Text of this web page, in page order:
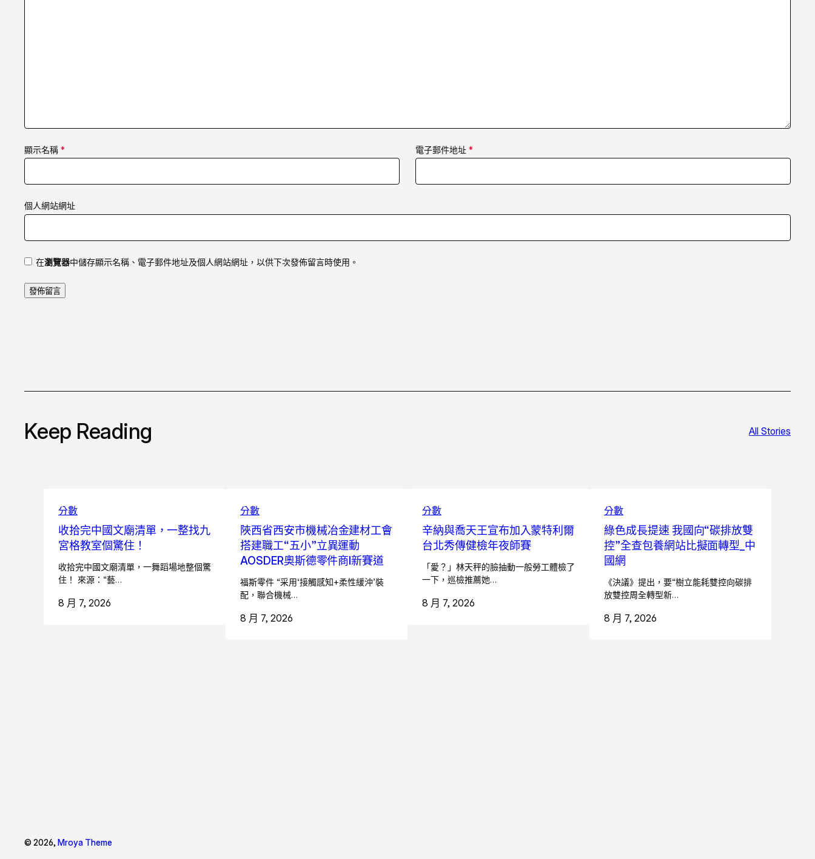
顯示名稱 * 電子郵件地址 *
個人網站網址
在瀏覽器中儲存顯示名稱、電子郵件地址及個人網站網址，以供下次發佈留言時使用。
Keep Reading All Stories
分數
收拾完中國文廟清單，一整找九
宮格教室個驚住！
收拾完中國文廟清單，一舞蹈場地整個驚
住！ 來源：“藝…
8 月 7, 2026
分數
陜西省西安市機械冶金建材工會
搭建職工“五小”立異運動
AOSDER奧斯德零件商I新賽道
福斯零件 “采用‘接觸感知+柔性緩沖’裝
配，聯合機械…
8 月 7, 2026
分數
辛納與喬天王宣布加入蒙特利爾
台北秀傳健檢年夜師賽
「愛？」林天秤的臉抽動一般勞工體檢了
一下，巡檢推薦她…
8 月 7, 2026
分數
綠色成長提速 我國向“碳排放雙
控”全查包養網站比擬面轉型_中
國網
《決議》提出，要“樹立能耗雙控向碳排
放雙控周全轉型新…
8 月 7, 2026
© 2026, Mroya Theme